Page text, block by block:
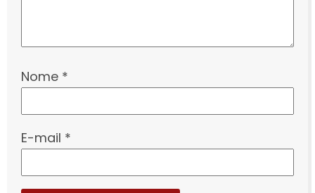
Nome *
E-mail *